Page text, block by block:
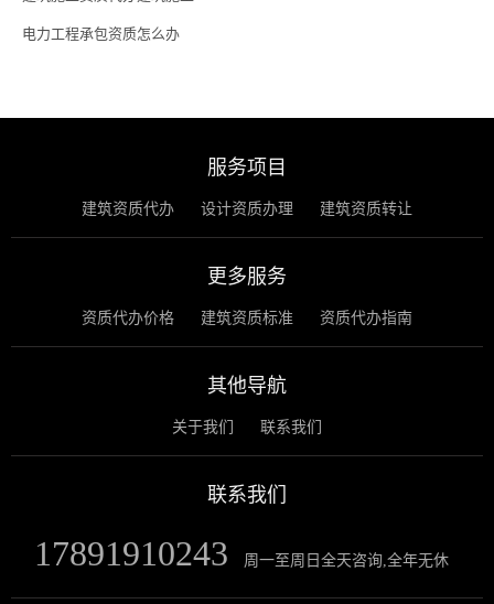
电力工程承包资质怎么办
服务项目
建筑资质代办 设计资质办理 建筑资质转让
更多服务
资质代办价格 建筑资质标准 资质代办指南
其他导航
关于我们 联系我们
联系我们
17891910243 周一至周日全天咨询,全年无休